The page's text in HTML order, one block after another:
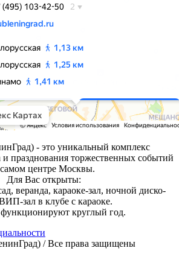
- это уникальный комплекс
празднования торжественных событий
центре Москвы.
Для Вас открыты:
веранда, караоке-зал, ночной диско-
зал в клубе с караоке.
круглый год.
/ Все права защищены